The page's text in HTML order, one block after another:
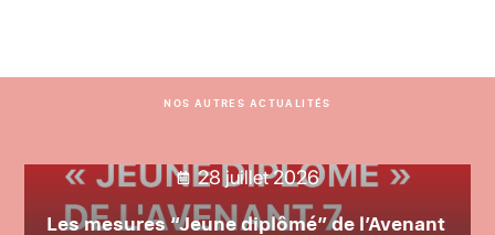
NOS AUTRES ACTUALITÉS
28 juillet 2026
Les mesures “Jeune diplômé” de l’Avenant